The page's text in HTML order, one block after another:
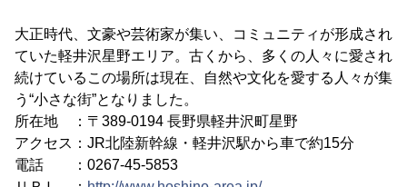
大正時代、文豪や芸術家が集い、コミュニティが形成され
ていた軽井沢星野エリア。古くから、多くの人々に愛され
続けているこの場所は現在、自然や文化を愛する人々が集
う“小さな街”となりました。
所在地 ：〒389-0194 長野県軽井沢町星野
アクセス：JR北陸新幹線・軽井沢駅から車で約15分
電話 ：0267-45-5853